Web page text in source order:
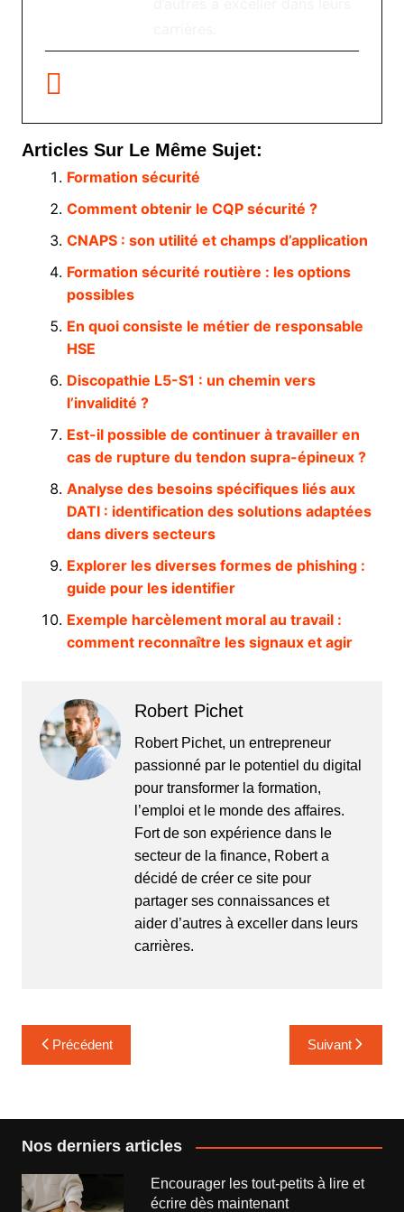
Articles Sur Le Même Sujet:
Formation sécurité
Comment obtenir le CQP sécurité ?
CNAPS : son utilité et champs d’application
Formation sécurité routière : les options
possibles
En quoi consiste le métier de responsable
HSE
Discopathie L5-S1 : un chemin vers
l’invalidité ?
Est-il possible de continuer à travailler en
cas de rupture du tendon supra-épineux ?
Analyse des besoins spécifiques liés aux
DATI : identification des solutions adaptées
dans divers secteurs
Explorer les diverses formes de phishing :
guide pour les identifier
Exemple harcèlement moral au travail :
comment reconnaître les signaux et agir
Robert Pichet
Robert Pichet, un entrepreneur
passionné par le potentiel du digital
pour transformer la formation,
l’emploi et le monde des affaires.
Fort de son expérience dans le
secteur de la finance, Robert a
décidé de créer ce site pour
partager ses connaissances et
aider d’autres à exceller dans leurs
carrières.
Navigation
de
Précédent Suivant
Nos derniers articles
Encourager les tout-petits à lire et
écrire dès maintenant